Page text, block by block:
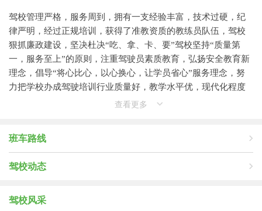
驾校管理严格，服务周到，拥有一支经验丰富，技术过硬，纪
律严明，经过正规培训，获得了准教资质的教练员队伍，驾校
狠抓廉政建设，坚决杜决“吃、拿、卡、要”驾校坚持“质量第
一，服务至上”的原则，注重驾驶员素质教育，弘扬安全教育新
理念，倡导“将心比心，以心换心，让学员省心”服务理念，努
力把学校办成驾驶培训行业质量好，教学水平优，现代化程度
施先进，功能完善，始终坚持把向社会输送合格的驾驶人才做
查看更多
班车路线
驾校动态
驾校风采